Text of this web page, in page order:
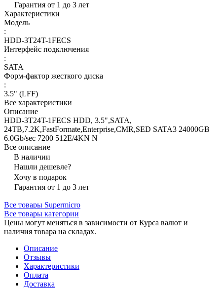
Гарантия от 1 до 3 лет
Характеристики
Модель
:
HDD-3T24T-1FECS
Интерфейс подключения
:
SATA
Форм-фактор жесткого диска
:
3.5" (LFF)
Все характеристики
Описание
HDD-3T24T-1FECS HDD, 3.5",SATA,
24TB,7.2K,FastFormate,Enterprise,CMR,SED SATA3 24000GB
6.0Gb/sec 7200 512E/4KN N
Все описание
В наличии
Нашли дешевле?
Хочу в подарок
Гарантия от 1 до 3 лет
Все товары Supermicro
Все товары категории
Цены могут меняться в зависимости от Курса валют и
наличия товара на складах.
Описание
Отзывы
Характеристики
Оплата
Доставка